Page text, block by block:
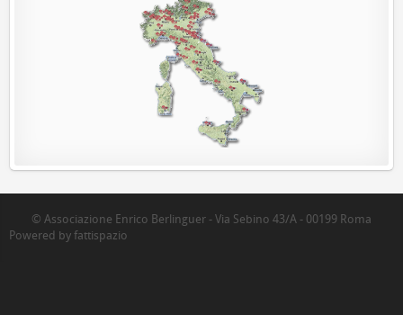
© Associazione Enrico Berlinguer - Via Sebino 43/A - 00199 Roma
Powered by fattispazio